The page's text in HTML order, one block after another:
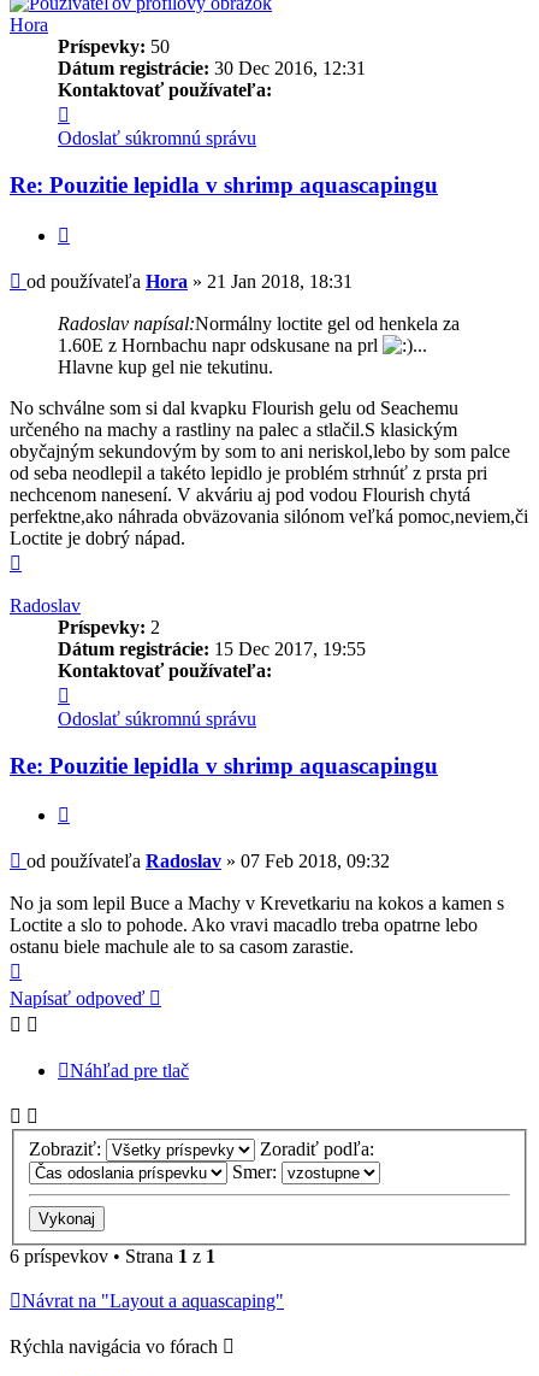
Hora
Príspevky: 50
Dátum registrácie: 30 Dec 2016, 12:31
Kontaktovať používateľa:
informácie
používateľa
Hora
Odoslať súkromnú správu
Re: Pouzitie lepidla v shrimp aquascapingu
Príspevok
od používateľa Hora » 21 Jan 2018, 18:31
Radoslav napísal:Normálny loctite gel od henkela za
1.60E z Hornbachu napr odskusane na prl
...
Hlavne kup gel nie tekutinu.
No schválne som si dal kvapku Flourish gelu od Seachemu
určeného na machy a rastliny na palec a stlačil.S klasickým
obyčajným sekundovým by som to ani neriskol,lebo by som palce
od seba neodlepil a takéto lepidlo je problém strhnúť z prsta pri
nechcenom nanesení. V akváriu aj pod vodou Flourish chytá
perfektne,ako náhrada obväzovania silónom veľká pomoc,neviem,či
Loctite je dobrý nápad.
Radoslav
Príspevky: 2
Dátum registrácie: 15 Dec 2017, 19:55
Kontaktovať používateľa:
informácie
používateľa
Radoslav
Odoslať súkromnú správu
Re: Pouzitie lepidla v shrimp aquascapingu
Príspevok
od používateľa Radoslav » 07 Feb 2018, 09:32
No ja som lepil Buce a Machy v Krevetkariu na kokos a kamen s
Loctite a slo to pohode. Ako vravi macadlo treba opatrne lebo
ostanu biele machule ale to sa casom zarastie.
Napísať odpoveď
Náhľad pre tlač
Zobraziť:
Zoradiť podľa:
Smer:
6 príspevkov • Strana 1 z 1
Návrat na "Layout a aquascaping"
Rýchla navigácia vo fórach